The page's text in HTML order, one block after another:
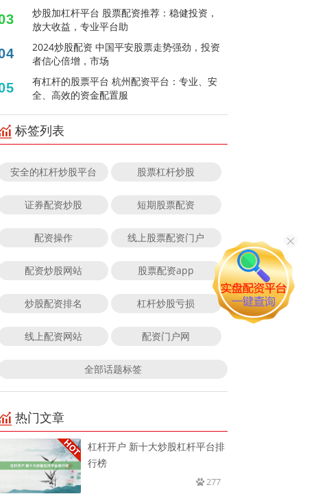
炒股加杠杆平台 股票配资推荐：稳健投资，
放大收益，专业平台助
2024炒股配资 中国平安股票走势强劲，投资
者信心倍增，市场
有杠杆的股票平台 杭州配资平台：专业、安
全、高效的资金配置服
标签列表
安全的杠杆炒股平台 股票杠杆炒股
证券配资炒股 短期股票配资
配资操作 线上股票配资门户
配资炒股网站 股票配资app
炒股配资排名 杠杆炒股亏损
线上配资网站 配资门户网
全部话题标签
热门文章
杠杆开户 新十大炒股杠杆平台排
行榜
277